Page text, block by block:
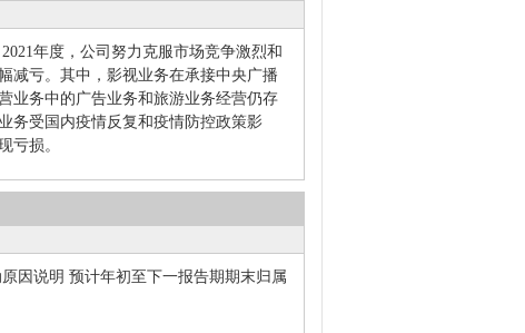
年度，公司努力克服市场竞争激烈和
减亏。其中，影视业务在承接中央广播
业务中的广告业务和旅游业务经营仍存
务受国内疫情反复和疫情防控政策影
亏损。
因说明 预计年初至下一报告期期末归属